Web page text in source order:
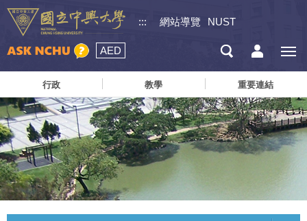
::: 網站導覽 NUST
AED
行政 教學 重要連結